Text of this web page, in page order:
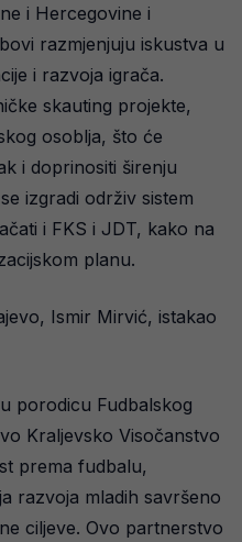
i Hercegovine i
razmjenjuju iskustva u
i razvoja igrača.
skauting projekte,
osoblja, što će
i doprinositi širenju
izgradi održiv sistem
i FKS i JDT, kako na
planu.
Ismir Mirvić, istakao
porodicu Fudbalskog
Kraljevsko Visočanstvo
prema fudbalu,
razvoja mladih savršeno
ciljeve. Ovo partnerstvo